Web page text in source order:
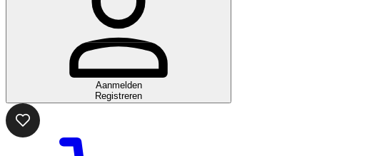
Aanmelden
Registreren